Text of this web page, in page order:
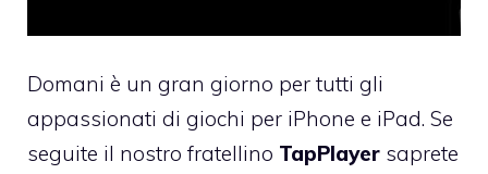
Domani è un gran giorno per tutti gli
appassionati di giochi per iPhone e iPad. Se
seguite il nostro fratellino TapPlayer saprete